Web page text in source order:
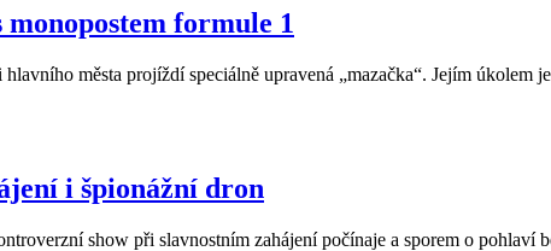
formule 1
města projíždí speciálně upravená „mazačka“. Jejím úkolem
i špionážní dron
show při slavnostním zahájení počínaje a sporem o pohlaví